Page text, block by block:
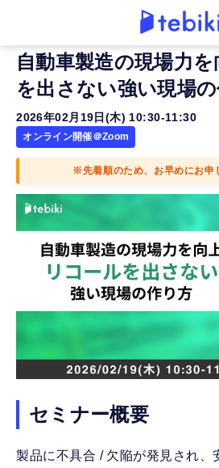
自動車製造の現場力
を出さない強い現場
2026年02月19日(木) 10:30-11:30
オンライン開催＠Zoom
※先着順のため、お早めにお申
セミナー概要
製品に不具合 / 欠陥が発見され、